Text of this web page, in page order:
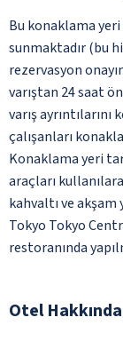
Bu konaklama
sunmaktadır (bu
rezervasyon
varıştan 24 saat
varış
çalışanları
Konaklama yeri
araçları
kahvaltı ve
Tokyo Tokyo
restoranında
Otel Hakkında